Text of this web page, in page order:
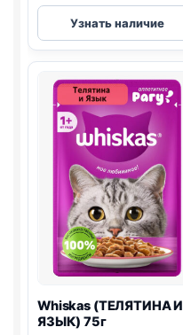
Whiskas
(ЛОСОСЬ)
85г
Узнать наличие
Whiskas (ТЕЛЯТИНА И
ЯЗЫК) 75г